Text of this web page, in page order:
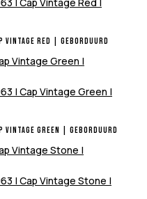
RED | GEBORDUURD
GREEN | GEBORDUURD